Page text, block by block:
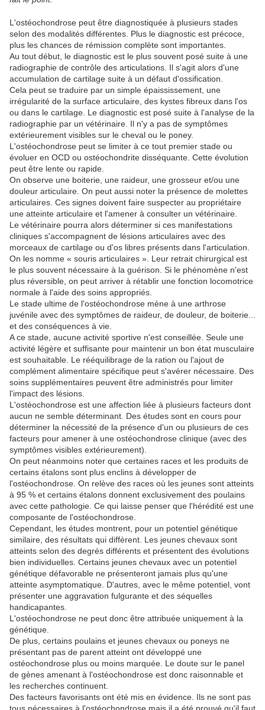
L'ostéochondrose peut être diagnostiquée à plusieurs stades
selon des modalités différentes. Plus le diagnostic est précoce,
plus les chances de rémission complète sont importantes.
Au tout début, le diagnostic est le plus souvent posé suite à une
radiographie de contrôle des articulations. Il s'agit alors d'une
accumulation de cartilage suite à un défaut d'ossification.
Cela peut se traduire par un simple épaississement, une
irrégularité de la surface articulaire, des kystes fibreux dans l'os
ou dans le cartilage. Le diagnostic est posé suite à l'analyse de la
radiographie par un vétérinaire. Il n'y a pas de symptômes
extérieurement visibles sur le cheval ou le poney.
L'ostéochondrose peut se limiter à ce tout premier stade ou
évoluer en OCD ou ostéochondrite disséquante. Cette évolution
peut être lente ou rapide.
On observe une boiterie, une raideur, une grosseur et/ou une
douleur articulaire. On peut aussi noter la présence de molettes
articulaires. Ces signes doivent faire suspecter au propriétaire
une atteinte articulaire et l'amener à consulter un vétérinaire.
Le vétérinaire pourra alors déterminer si ces manifestations
cliniques s'accompagnent de lésions articulaires avec des
morceaux de cartilage ou d'os libres présents dans l'articulation.
On les nomme « souris articulaires ». Leur retrait chirurgical est
le plus souvent nécessaire à la guérison. Si le phénomène n'est
plus réversible, on peut arriver à rétablir une fonction locomotrice
normale à l'aide des soins appropriés.
Le stade ultime de l'ostéochondrose mène à une arthrose
juvénile avec des symptômes de raideur, de douleur, de boiterie...
et des conséquences à vie.
A ce stade, aucune activité sportive n'est conseillée. Seule une
activité légère et suffisante pour maintenir un bon état musculaire
est souhaitable. Le rééquilibrage de la ration ou l'ajout de
complément alimentaire spécifique peut s'avérer nécessaire. Des
soins supplémentaires peuvent être administrés pour limiter
l'impact des lésions.
L'ostéochondrose est une affection liée à plusieurs facteurs dont
aucun ne semble déterminant. Des études sont en cours pour
déterminer la nécessité de la présence d'un ou plusieurs de ces
facteurs pour amener à une ostéochondrose clinique (avec des
symptômes visibles extérieurement).
On peut néanmoins noter que certaines races et les produits de
certains étalons sont plus enclins à développer de
l'ostéochondrose. On relève des races où les jeunes sont atteints
à 95 % et certains étalons donnent exclusivement des poulains
avec cette pathologie. Ce qui laisse penser que l'hérédité est une
composante de l'ostéochondrose.
Cependant, les études montrent, pour un potentiel génétique
similaire, des résultats qui diffèrent. Les jeunes chevaux sont
atteints selon des degrés différents et présentent des évolutions
bien individuelles. Certains jeunes chevaux avec un potentiel
génétique défavorable ne présenteront jamais plus qu'une
atteinte asymptomatique. D'autres, avec le même potentiel, vont
présenter une aggravation fulgurante et des séquelles
handicapantes.
L'ostéochondrose ne peut donc être attribuée uniquement à la
génétique.
De plus, certains poulains et jeunes chevaux ou poneys ne
présentant pas de parent atteint ont développé une
ostéochondrose plus ou moins marquée. Le doute sur le panel
de gènes amenant à l'ostéochondrose est donc raisonnable et
les recherches continuent.
Des facteurs favorisants ont été mis en évidence. Ils ne sont pas